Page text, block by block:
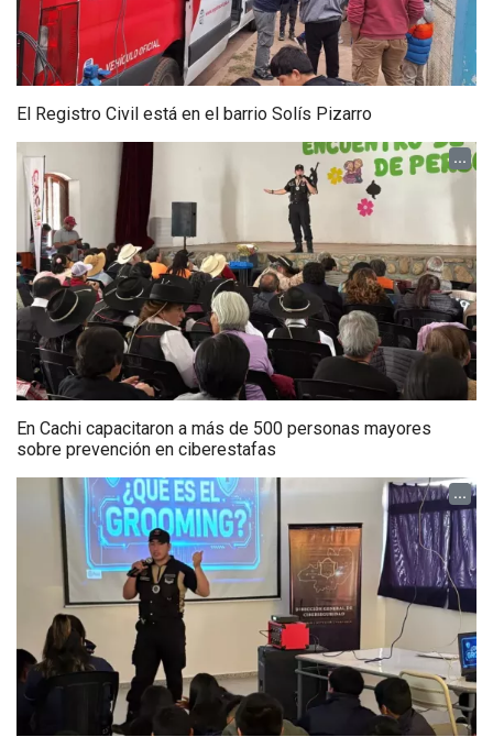
El Registro Civil está en el barrio Solís Pizarro
...
En Cachi capacitaron a más de 500 personas mayores
sobre prevención en ciberestafas
...